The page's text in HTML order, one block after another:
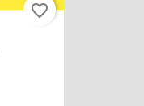
favorite_border